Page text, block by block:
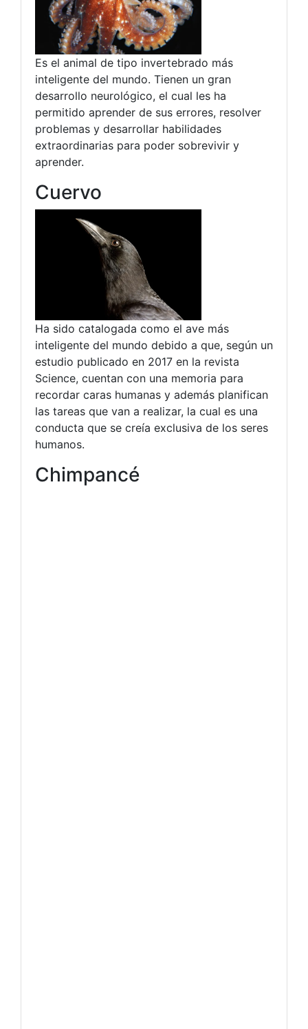
Es el animal de tipo invertebrado más
inteligente del mundo. Tienen un gran
desarrollo neurológico, el cual les ha
permitido aprender de sus errores, resolver
problemas y desarrollar habilidades
extraordinarias para poder sobrevivir y
aprender.
Cuervo
Ha sido catalogada como el ave más
inteligente del mundo debido a que, según un
estudio publicado en 2017 en la revista
Science, cuentan con una memoria para
recordar caras humanas y además planifican
las tareas que van a realizar, la cual es una
conducta que se creía exclusiva de los seres
humanos.
Chimpancé